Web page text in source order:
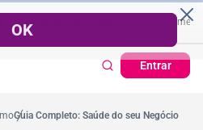
de Crédito Percentual médio
Entrar
Cartão de Crédito |
Guia Completo: Saúde do seu Negócio